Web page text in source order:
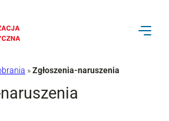
»Zgłoszenia-naruszenia